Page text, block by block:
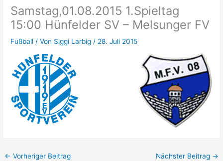
Samstag,01.08.2015 1.Spieltag
15:00 Hünfelder SV – Melsunger FV
Fußball / Von Siggi Larbig / 28. Juli 2015
← Vorheriger Beitrag Nächster Beitrag →